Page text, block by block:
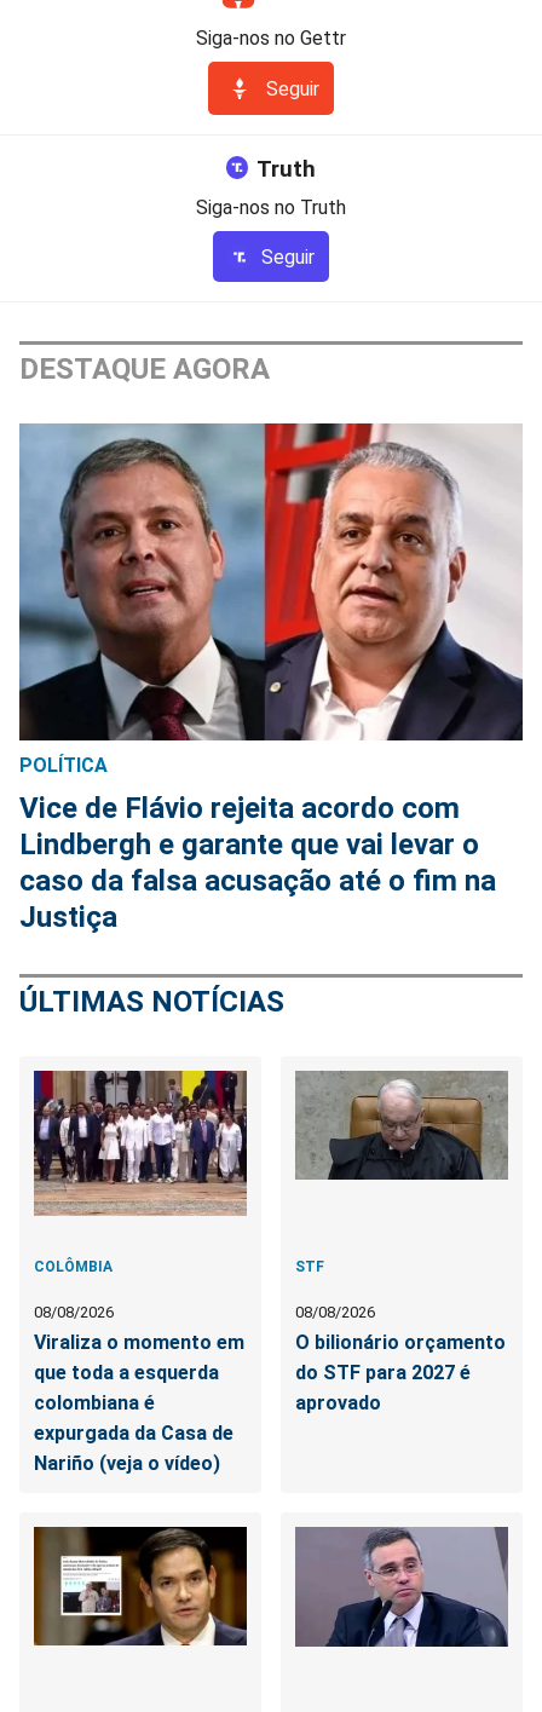
Siga-nos no Gettr
Seguir
Truth
Siga-nos no Truth
Seguir
DESTAQUE AGORA
POLÍTICA
Vice de Flávio rejeita acordo com
Lindbergh e garante que vai levar o
caso da falsa acusação até o fim na
Justiça
ÚLTIMAS NOTÍCIAS
COLÔMBIA
08/08/2026
Viraliza o momento em
que toda a esquerda
colombiana é
expurgada da Casa de
Nariño (veja o vídeo)
STF
08/08/2026
O bilionário orçamento
do STF para 2027 é
aprovado